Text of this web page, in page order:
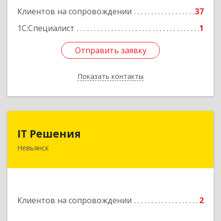
Клиентов на сопровождении
37
1С:Специалист
1
Отправить заявку
Показать контакты
Отправить заявку
Назад
IT Решения
Невьянск
Клиентов на сопровождении 2